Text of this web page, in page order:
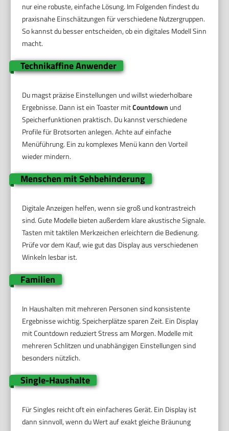
nur eine robuste, einfache Lösung. Im Folgenden findest du
praxisnahe Einschätzungen für verschiedene Nutzergruppen.
So kannst du besser entscheiden, ob ein digitales Modell Sinn
macht.
Technikaffine Anwender
Du magst präzise Einstellungen und willst wiederholbare
Ergebnisse. Dann ist ein Toaster mitCountdown und
Speicherfunktionen praktisch. Du kannst verschiedene
Profile für Brotsorten anlegen. Achte auf einfache
Menüführung. Ein zu komplexes Menü kann den Vorteil
wieder mindern.
Menschen mit Sehbehinderung
Digitale Anzeigen helfen, wenn sie groß und kontrastreich
sind. Gute Modelle bieten außerdem klare akustische Signale.
Tasten mit taktilen Merkzeichen erleichtern die Bedienung.
Prüfe vor dem Kauf, wie gut das Display aus verschiedenen
Winkeln lesbar ist.
Familien
In Haushalten mit mehreren Personen sind konsistente
Ergebnisse wichtig. Speicherplätze sparen Zeit. Ein Display
mit Countdown reduziert Stress am Morgen. Modelle mit
mehreren Schlitzen und unabhängigen Einstellungen sind
besonders nützlich.
Single-Haushalte
Für Singles reicht oft ein einfacheres Gerät. Ein Display ist
dann sinnvoll, wenn du Wert auf exakt gleiche Bräunung